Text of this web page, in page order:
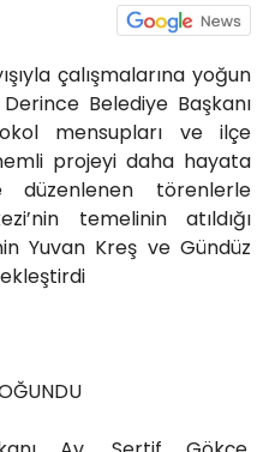
çalışmalarına yoğun
Belediye Başkanı
mensupları ve ilçe
projeyi daha hayata
düzenlenen törenlerle
temelinin atıldığı
Yuvan Kreş ve Gündüz
Caddesi No:17/4 İzmit-